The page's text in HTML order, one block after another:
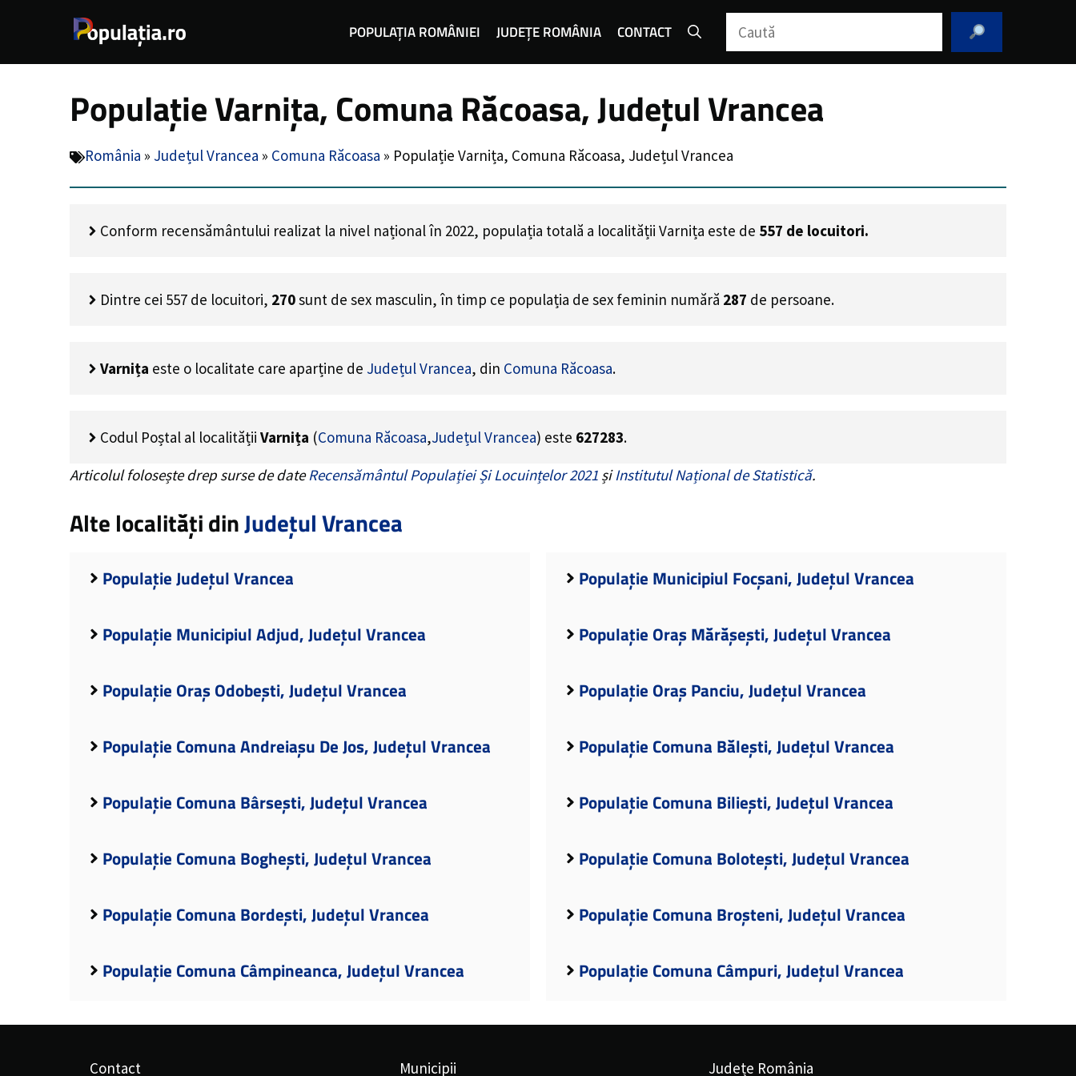
POPULAȚIA ROMÂNIEI JUDEȚE ROMÂNIA CONTACT Caută
Populație Varnița, Comuna Răcoasa, Județul Vrancea
România » Județul Vrancea » Comuna Răcoasa » Populație Varnița, Comuna Răcoasa, Județul Vrancea
Conform recensământului realizat la nivel național în 2022, populația totală a localității Varnița este de 557 de locuitori.
Dintre cei 557 de locuitori, 270sunt de sex masculin, în timp ce populația de sex feminin numără 287 de persoane.
Varnița este o localitate care aparține de Județul Vrancea, din Comuna Răcoasa.
Codul Poștal al localității Varnița (Comuna Răcoasa,Județul Vrancea) este 627283.
Articolul folosește drep surse de dateRecensământul Populației Și Locuințelor 2021 șiInstitutul Național de Statistică.
Alte localități dinJudețul Vrancea
Populație Județul Vrancea Populație Municipiul Focșani, Județul Vrancea
Populație Municipiul Adjud, Județul Vrancea Populație Oraș Mărășești, Județul Vrancea
Populație Oraș Odobești, Județul Vrancea Populație Oraș Panciu, Județul Vrancea
Populație Comuna Andreiașu De Jos, Județul Vrancea Populație Comuna Bălești, Județul Vrancea
Populație Comuna Bârsești, Județul Vrancea Populație Comuna Biliești, Județul Vrancea
Populație Comuna Boghești, Județul Vrancea Populație Comuna Bolotești, Județul Vrancea
Populație Comuna Bordești, Județul Vrancea Populație Comuna Broșteni, Județul Vrancea
Populație Comuna Câmpineanca, Județul Vrancea Populație Comuna Câmpuri, Județul Vrancea
Contact Municipii Județe România